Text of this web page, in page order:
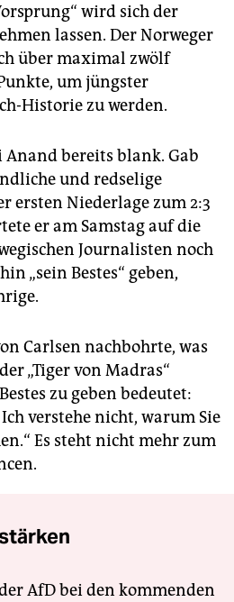
wird sich der
lassen. Der Norweger
über maximal zwölf
um jüngster
Historie zu werden.
Anand bereits blank. Gab
und redselige
ersten Niederlage zum 2:3
er am Samstag auf die
Journalisten noch
„sein Bestes“ geben,
Carlsen nachbohrte, was
„Tiger von Madras“
zu geben bedeutet:
verstehe nicht, warum Sie
Es steht nicht mehr zum
AfD bei den kommenden